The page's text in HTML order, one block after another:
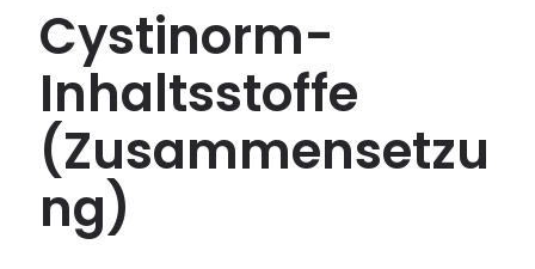
Cystinorm-
Inhaltsstoffe
(Zusammensetzu
ng)